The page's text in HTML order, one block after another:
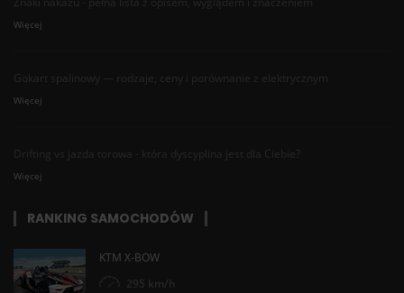
Więcej
Gokart spalinowy — rodzaje, ceny i porównanie z elektrycznym
Więcej
Drifting vs jazda torowa - która dyscyplina jest dla Ciebie?
Więcej
RANKING SAMOCHODÓW
KTM X-BOW
295 km/h